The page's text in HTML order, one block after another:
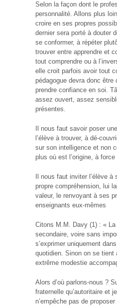
Selon la façon dont le
personnalité. Allons plus
croire en ses propres
dernier sera porté à douter
se conformer, à répéter
trouver entre apprendre et
tout comprendre ou à
elle croit parfois avoir tout
pédagogue devra donc
prendre confiance en soi.
assez ouvert, assez
présentes.
Il nous faut savoir poser
l’élève à trouver, à dé-
sur son intelligence et non
plus où est l’origine, à
Il nous faut inviter l’élève
propre compréhension, lui
valeur, le renvoyant à ses
enseignants eux-mêmes
Citons M.M. Davy (1) : «
secondaire, voire sans
s’exprimer uniquement
quotidien. Sinon on se tient
extrême modestie
Alors d’où parlons-nous ?
fraternelle qu’autoritaire et
n’empêche pas de